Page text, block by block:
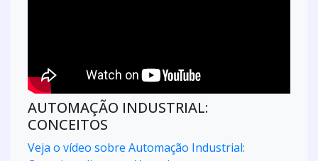
AUTOMAÇÃO INDUSTRIAL:
CONCEITOS
Veja o vídeo sobre Automação Industrial: